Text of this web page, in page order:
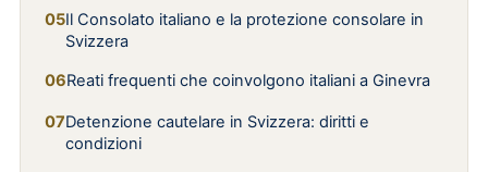
Il Consolato italiano e la protezione consolare in
Svizzera
Reati frequenti che coinvolgono italiani a Ginevra
Detenzione cautelare in Svizzera: diritti e
condizioni